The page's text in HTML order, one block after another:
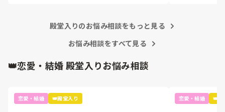
とどうしても苦労しやすい点、また福祉の理
して必ず伝えます。
すく(全国で常に求人があるので)共働きの形
理由が他にある場合(夜勤フルタイムで稼ぐつ
もり、ケアマネや管理者などのキャリアパス
殿堂入りのお悩み相談をもっと見る
お悩み相談をすべて見る
👑恋愛・結婚 殿堂入りお悩み相談
恋愛・結婚 👑殿堂入り 恋愛・結婚 👑殿